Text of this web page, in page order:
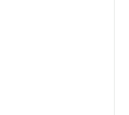
empresa.